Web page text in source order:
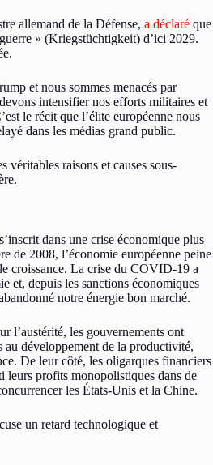
allemand de la Défense, a déclaré que
» (Kriegstüchtigkeit) d’ici 2029.
et nous sommes menacés par
intensifier nos efforts militaires et
le récit que l’élite européenne nous
dans les médias grand public.
véritables raisons et causes sous-
dans une crise économique plus
de 2008, l’économie européenne peine
croissance. La crise du COVID-19 a
et, depuis les sanctions économiques
notre énergie bon marché.
l’austérité, les gouvernements ont
au développement de la productivité,
De leur côté, les oligarques financiers
leurs profits monopolistiques dans de
les États-Unis et la Chine.
un retard technologique et